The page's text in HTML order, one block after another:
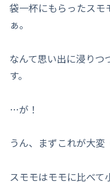
袋一杯にもらったスモ
ぁ。
なんて思い出に浸りつ
す。
…が！
うん、まずこれが大変
スモモはモモに比べて